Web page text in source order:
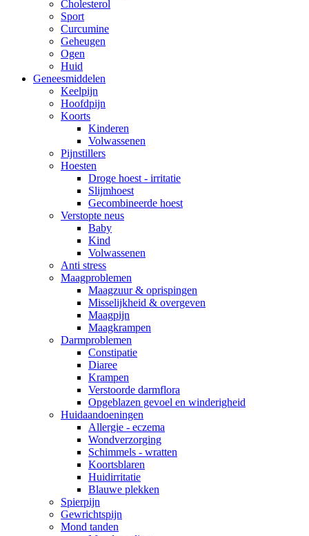
Cholesterol
Sport
Curcumine
Geheugen
Ogen
Huid
Geneesmiddelen
Keelpijn
Hoofdpijn
Koorts
Kinderen
Volwassenen
Pijnstillers
Hoesten
Droge hoest - irritatie
Slijmhoest
Gecombineerde hoest
Verstopte neus
Baby
Kind
Volwassenen
Anti stress
Maagproblemen
Maagzuur & oprispingen
Misselijkheid & overgeven
Maagpijn
Maagkrampen
Darmproblemen
Constipatie
Diaree
Krampen
Verstoorde darmflora
Opgeblazen gevoel en winderigheid
Huidaandoeningen
Allergie - eczema
Wondverzorging
Schimmels - wratten
Koortsblaren
Huidirritatie
Blauwe plekken
Spierpijn
Gewrichtspijn
Mond tanden